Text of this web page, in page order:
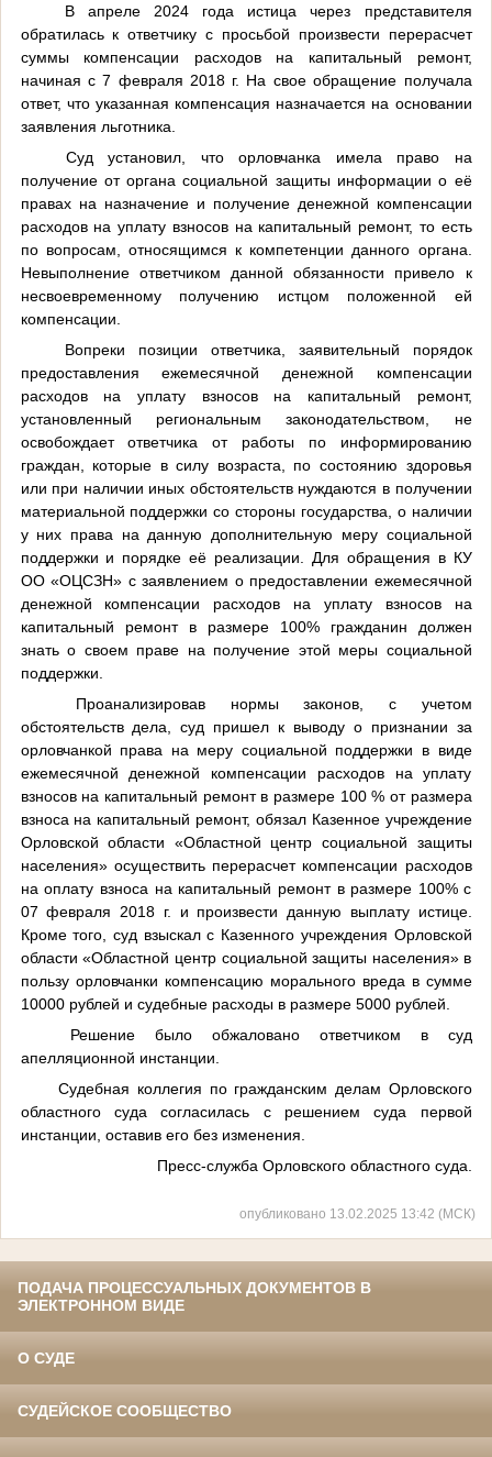
В апреле 2024 года истица через представителя
обратилась к ответчику с просьбой произвести перерасчет
суммы компенсации расходов на капитальный ремонт,
начиная с 7 февраля 2018 г. На свое обращение получала
ответ, что указанная компенсация назначается на основании
заявления льготника.
Суд установил, что орловчанка имела право на
получение от органа социальной защиты информации о её
правах на назначение и получение денежной компенсации
расходов на уплату взносов на капитальный ремонт, то есть
по вопросам, относящимся к компетенции данного органа.
Невыполнение ответчиком данной обязанности привело к
несвоевременному получению истцом положенной ей
компенсации.
Вопреки позиции ответчика, заявительный порядок
предоставления ежемесячной денежной компенсации
расходов на уплату взносов на капитальный ремонт,
установленный региональным законодательством, не
освобождает ответчика от работы по информированию
граждан, которые в силу возраста, по состоянию здоровья
или при наличии иных обстоятельств нуждаются в получении
материальной поддержки со стороны государства, о наличии
у них права на данную дополнительную меру социальной
поддержки и порядке её реализации. Для обращения в КУ
ОО «ОЦСЗН» с заявлением о предоставлении ежемесячной
денежной компенсации расходов на уплату взносов на
капитальный ремонт в размере 100% гражданин должен
знать о своем праве на получение этой меры социальной
поддержки.
Проанализировав нормы законов, с учетом
обстоятельств дела, суд пришел к выводу о признании за
орловчанкой права на меру социальной поддержки в виде
ежемесячной денежной компенсации расходов на уплату
взносов на капитальный ремонт в размере 100 % от размера
взноса на капитальный ремонт, обязал Казенное учреждение
Орловской области «Областной центр социальной защиты
населения» осуществить перерасчет компенсации расходов
на оплату взноса на капитальный ремонт в размере 100% с
07 февраля 2018 г. и произвести данную выплату истице.
Кроме того, суд взыскал с Казенного учреждения Орловской
области «Областной центр социальной защиты населения» в
пользу орловчанки компенсацию морального вреда в сумме
10000 рублей и судебные расходы в размере 5000 рублей.
Решение было обжаловано ответчиком в суд
апелляционной инстанции.
Судебная коллегия по гражданским делам Орловского
областного суда согласилась с решением суда первой
инстанции, оставив его без изменения.
Пресс-служба Орловского областного суда.
опубликовано 13.02.2025 13:42 (МСК)
ПОДАЧА ПРОЦЕССУАЛЬНЫХ ДОКУМЕНТОВ В
ЭЛЕКТРОННОМ ВИДЕ
О СУДЕ
СУДЕЙСКОЕ СООБЩЕСТВО